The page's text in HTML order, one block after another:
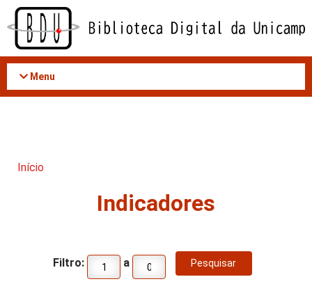
Acessar
conteúdo
Menu
Início
Indicadores
Filtro: a